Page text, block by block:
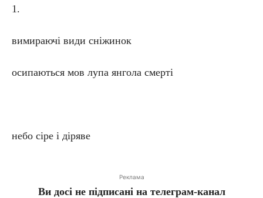
1.
вимираючі види сніжинок
осипаються мов лупа янгола смерті
небо сіре і діряве
Реклама
Ви досі не підписані на телеграм-канал